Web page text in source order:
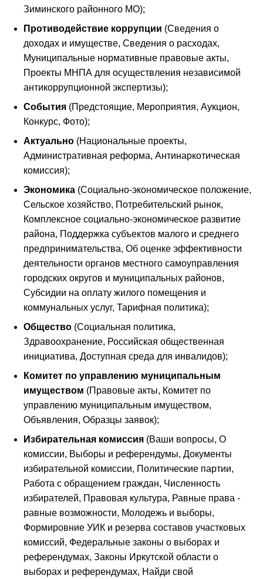
Зиминского районного МО);
Противодействие коррупции (Сведения о
доходах и имуществе, Сведения о расходах,
Муниципальные нормативные правовые акты,
Проекты МНПА для осуществления независимой
антикоррупционной экспертизы);
События (Предстоящие, Мероприятия, Аукцион,
Конкурс, Фото);
Актуально (Национальные проекты,
Административная реформа, Антинаркотическая
комиссия);
Экономика (Социально-экономическое положение,
Сельское хозяйство, Потребительский рынок,
Комплексное социально-экономическое развитие
района, Поддержка субъектов малого и среднего
предпринимательства, Об оценке эффективности
деятельности органов местного самоуправления
городских округов и муниципальных районов,
Субсидии на оплату жилого помещения и
коммунальных услуг, Тарифная политика);
Общество (Социальная политика,
Здравоохранение, Российская общественная
инициатива, Доступная среда для инвалидов);
Комитет по управлению муниципальным
имуществом (Правовые акты, Комитет по
управлению муниципальным имуществом,
Объявления, Образцы заявок);
Избирательная комиссия (Ваши вопросы, О
комиссии, Выборы и референдумы, Документы
избирательной комиссии, Политические партии,
Работа с обращением граждан, Численность
избирателей, Правовая культура, Равные права -
равные возможности, Молодежь и выборы,
Формировние УИК и резерва составов участковых
комиссий, Федеральные законы о выборах и
референдумах, Законы Иркутской области о
выборах и референдумах, Найди свой